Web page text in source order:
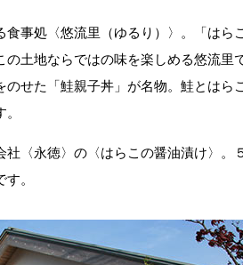
事処〈悠流里（ゆるり）〉。「はら
土地ならではの味を楽しめる悠流里
せた「鮭親子丼」が名物。鮭とはら
〈永徳〉の〈はらこの醤油漬け〉。
。